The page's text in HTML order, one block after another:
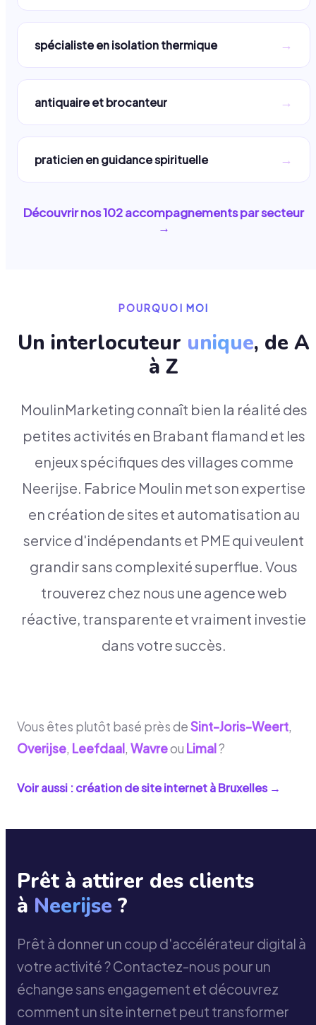
spécialiste en isolation thermique →
antiquaire et brocanteur →
praticien en guidance spirituelle →
Découvrir nos102accompagnements par secteur
→
POURQUOI MOI
Un interlocuteur unique, de A
à Z
MoulinMarketing connaît bien la réalité des
petites activités en Brabant flamand et les
enjeux spécifiques des villages comme
Neerijse. Fabrice Moulin met son expertise
en création de sites et automatisation au
service d'indépendants et PME qui veulent
grandir sans complexité superflue. Vous
trouverez chez nous une agence web
réactive, transparente et vraiment investie
dans votre succès.
Vous êtes plutôt basé près deSint-Joris-Weert,
Overijse, Leefdaal, Wavreou Limal?
Voir aussi : création de site internet àBruxelles→
Prêt à attirer des clients
à Neerijse ?
Prêt à donner un coup d'accélérateur digital à
votre activité ? Contactez-nous pour un
échange sans engagement et découvrez
comment un site internet peut transformer